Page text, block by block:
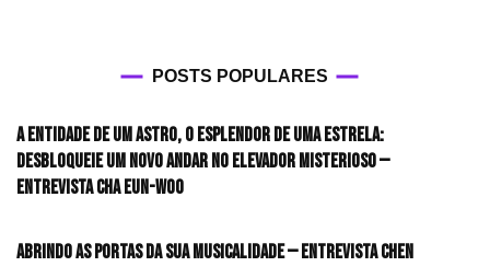
POSTS POPULARES
A entidade de um astro, o esplendor de uma estrela:
desbloqueie um novo andar no elevador misterioso —
Entrevista CHA EUN-WOO
Abrindo as portas da sua musicalidade — Entrevista CHEN